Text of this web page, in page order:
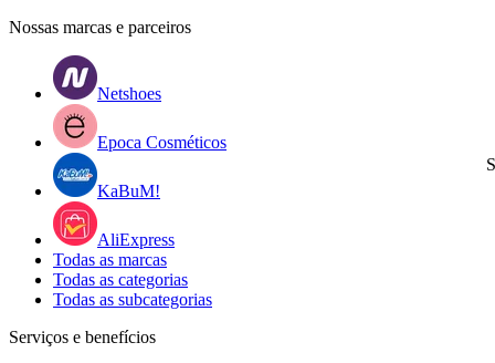
Nossas marcas e parceiros
Netshoes
Epoca Cosméticos
KaBuM!
AliExpress
Todas as marcas
Todas as categorias
Todas as subcategorias
Serviços e benefícios